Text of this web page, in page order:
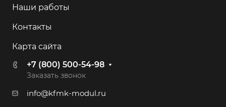
+7 (800) 500-54-98
г. Иркутск, ул. 2-я Батарейная, 53
+7 (800) 500-54-98
Наши работы
Контакты
Карта сайта
+7 (800) 500-54-98
Заказать звонок
info@kfmk-modul.ru